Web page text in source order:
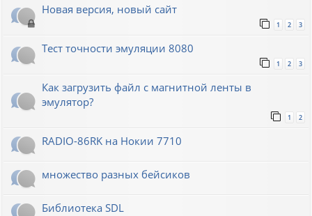
Новая версия, новый сайт
1 2 3
Тест точности эмуляции 8080
1 2 3
Как загрузить файл с магнитной ленты в
эмулятор?
1 2
RADIO-86RK на Нокии 7710
множество разных бейсиков
Библиотека SDL